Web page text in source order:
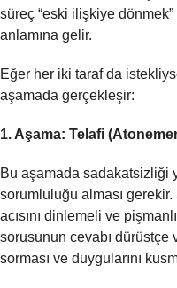
süreç “eski ilişkiye
anlamına gelir.
Eğer her iki taraf da
aşamada gerçekleşir:
1. Aşama: Telafi
Bu aşamada sadakatsizliği
sorumluluğu alması
acısını dinlemeli ve
sorusunun cevabı dürüstçe
sorması ve duygularını